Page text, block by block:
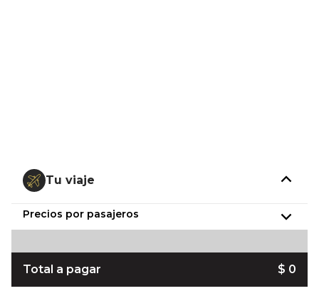
Tu viaje
Precios por pasajeros
Total a pagar $ 0